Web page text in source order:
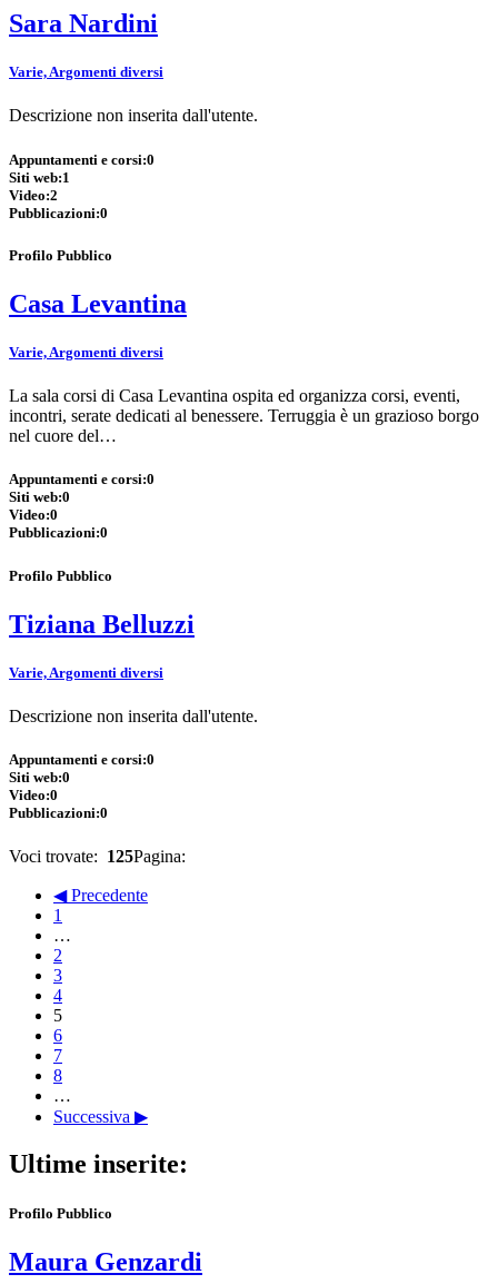
Sara Nardini
Varie, Argomenti diversi
Descrizione non inserita dall'utente.
Appuntamenti e corsi:0
Siti web:1
Video:2
Pubblicazioni:0
Profilo Pubblico
Casa Levantina
Varie, Argomenti diversi
La sala corsi di Casa Levantina ospita ed organizza corsi, eventi,
incontri, serate dedicati al benessere. Terruggia è un grazioso borgo
nel cuore del…
Appuntamenti e corsi:0
Siti web:0
Video:0
Pubblicazioni:0
Profilo Pubblico
Tiziana Belluzzi
Varie, Argomenti diversi
Descrizione non inserita dall'utente.
Appuntamenti e corsi:0
Siti web:0
Video:0
Pubblicazioni:0
Voci trovate: 125Pagina:
◀ Precedente
1
…
2
3
4
5
6
7
8
…
Successiva ▶
Ultime inserite:
Profilo Pubblico
Maura Genzardi